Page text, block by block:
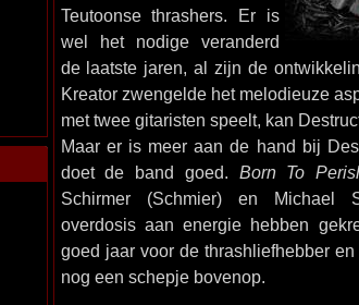
Teutoonse thrashers. Er is
wel het nodige veranderd
de laatste jaren, al zijn de
Kreator zwengelde het melodieuze
met twee gitaristen speelt, kan
Maar er is meer aan de hand bij
doet de band goed. Born To
Schirmer (Schmier) en Michael
overdosis aan energie hebben
goed jaar voor de thrashliefhebber
nog een schepje bovenop.